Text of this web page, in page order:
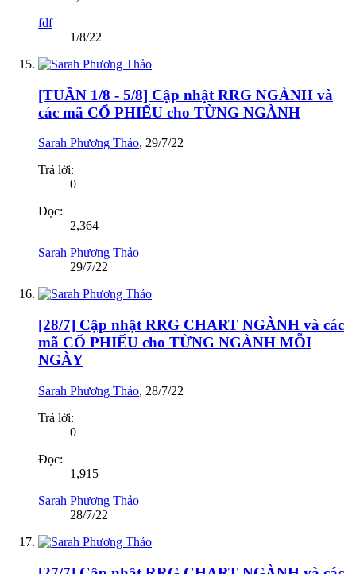
fdf
1/8/22
[TUẦN 1/8 - 5/8] Cập nhật RRG NGÀNH và
các mã CỔ PHIẾU cho TỪNG NGÀNH
Sarah Phương Thảo, 29/7/22
Trả lời:
0
Đọc:
2,364
Sarah Phương Thảo
29/7/22
[28/7] Cập nhật RRG CHART NGÀNH và các
mã CỔ PHIẾU cho TỪNG NGÀNH MỖI
NGÀY
Sarah Phương Thảo, 28/7/22
Trả lời:
0
Đọc:
1,915
Sarah Phương Thảo
28/7/22